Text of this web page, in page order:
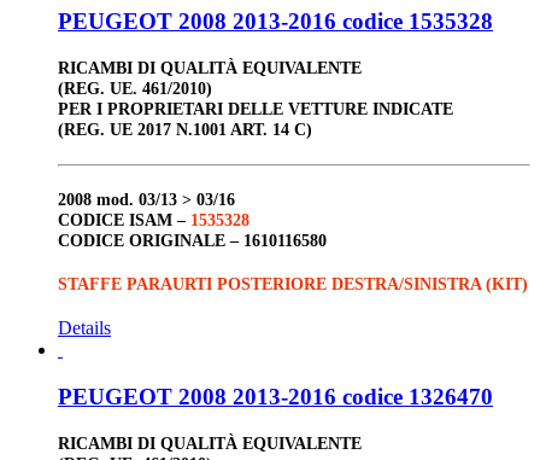
PEUGEOT 2008 2013-2016 codice 1535328
RICAMBI DI QUALITÀ EQUIVALENTE
(REG. UE. 461/2010)
PER I PROPRIETARI DELLE VETTURE INDICATE
(REG. UE 2017 N.1001 ART. 14 C)
2008 mod. 03/13 > 03/16
CODICE ISAM – 1535328
CODICE ORIGINALE – 1610116580
STAFFE PARAURTI POSTERIORE DESTRA/SINISTRA (KIT)
Details
PEUGEOT 2008 2013-2016 codice 1326470
RICAMBI DI QUALITÀ EQUIVALENTE